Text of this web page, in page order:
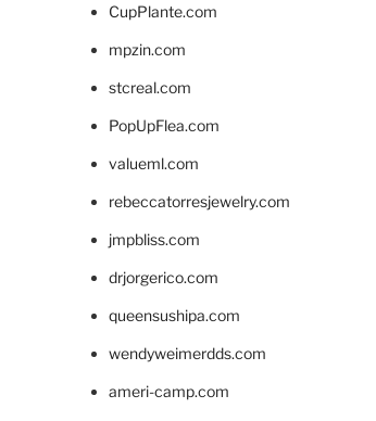
CupPlante.com
mpzin.com
stcreal.com
PopUpFlea.com
valueml.com
rebeccatorresjewelry.com
jmpbliss.com
drjorgerico.com
queensushipa.com
wendyweimerdds.com
ameri-camp.com